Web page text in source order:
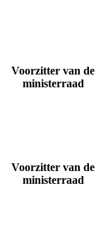
Voorzitter van de
ministerraad
Voorzitter van de
ministerraad